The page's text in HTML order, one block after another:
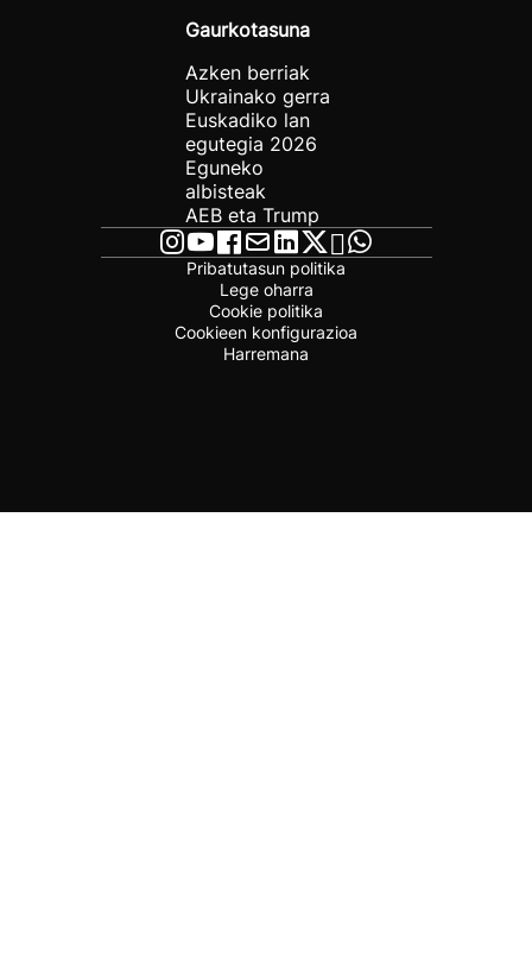
Gaurkotasuna
Azken berriak
Ukrainako gerra
Euskadiko lan
egutegia 2026
Eguneko
albisteak
AEB eta Trump
Pribatutasun politika
Lege oharra
Cookie politika
Cookieen konfigurazioa
Harremana